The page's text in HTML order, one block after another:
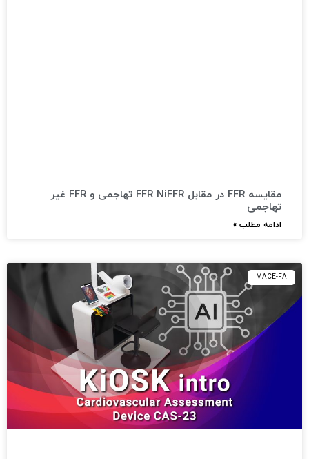
مقایسه FFR در مقابل FFR NiFFR تهاجمی و FFR غیر
تهاجمی
ادامه مطلب »
MACE-FA